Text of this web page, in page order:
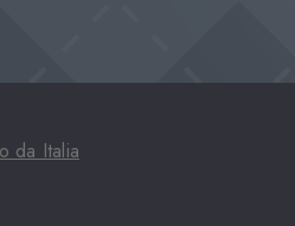
da Italia